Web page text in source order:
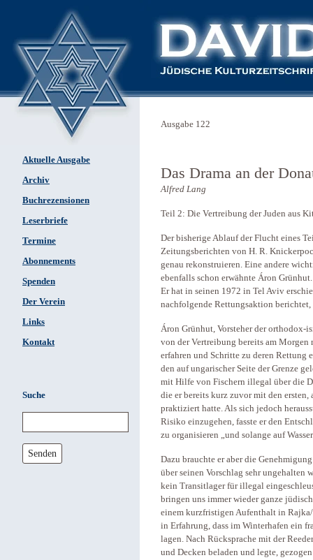
Aktuelle Ausgabe
Archiv
Buchrezensionen
Leserbriefe
Termine
Abonnements
Spenden
Der Verein
Links
Kontakt
Suche
Senden
Ausgabe 122
Das Drama an der
Alfred Lang
Teil 2: Die Vertreibung der Juden aus
Der bisherige Ablauf der Flucht eines
Zeitungsberichten von H. R.
genau rekonstruieren. Eine andere
ebenfalls schon erwähnte Áron Grünhut.
Er hat in seinen 1972 in Tel Aviv
nachfolgende Rettungsaktion
Áron Grünhut, Vorsteher der orthodox-
von der Vertreibung bereits am Morgen
erfahren und Schritte zu deren Rettung
den auf ungarischer Seite der Grenze
mit Hilfe von Fischern illegal über die
die er bereits kurz zuvor mit den
praktiziert hatte. Als sich jedoch
Risiko einzugehen, fasste er den
zu organisieren „und solange auf
Dazu brauchte er aber die
über seinen Vorschlag sehr ungehalten
kein Transitlager für illegal
bringen uns immer wieder ganze
einem kurzfristigen Aufenthalt in
in Erfahrung, dass im Winterhafen ein
lagen. Nach Rücksprache mit der
und Decken beladen und legte,